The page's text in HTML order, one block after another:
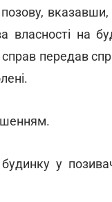
власності на
справ передав
у